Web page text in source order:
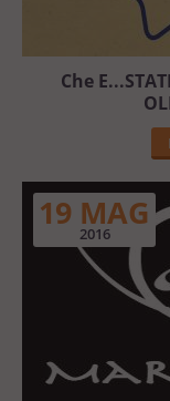
Che
19 MAG
2016